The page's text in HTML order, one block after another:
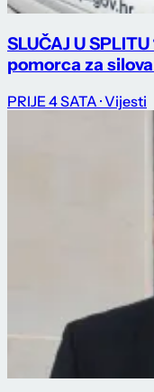
SLUČAJ U
pomorca za
PRIJE 4 SATA · Vijesti